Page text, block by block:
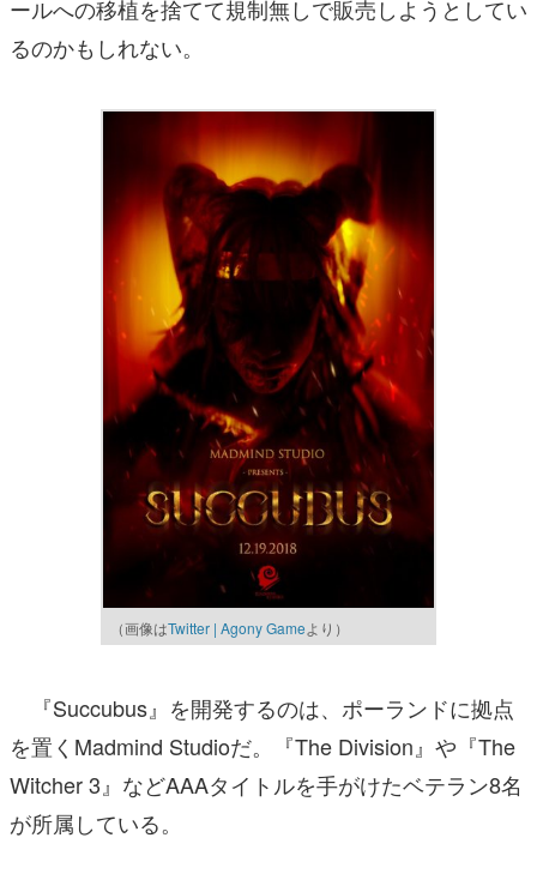
ールへの移植を捨てて規制無しで販売しようとしてい
るのかもしれない。
（画像はTwitter | Agony Gameより）
『Succubus』を開発するのは、ポーランドに拠点
を置くMadmind Studioだ。『The Division』や『The
Witcher 3』などAAAタイトルを手がけたベテラン8名
が所属している。